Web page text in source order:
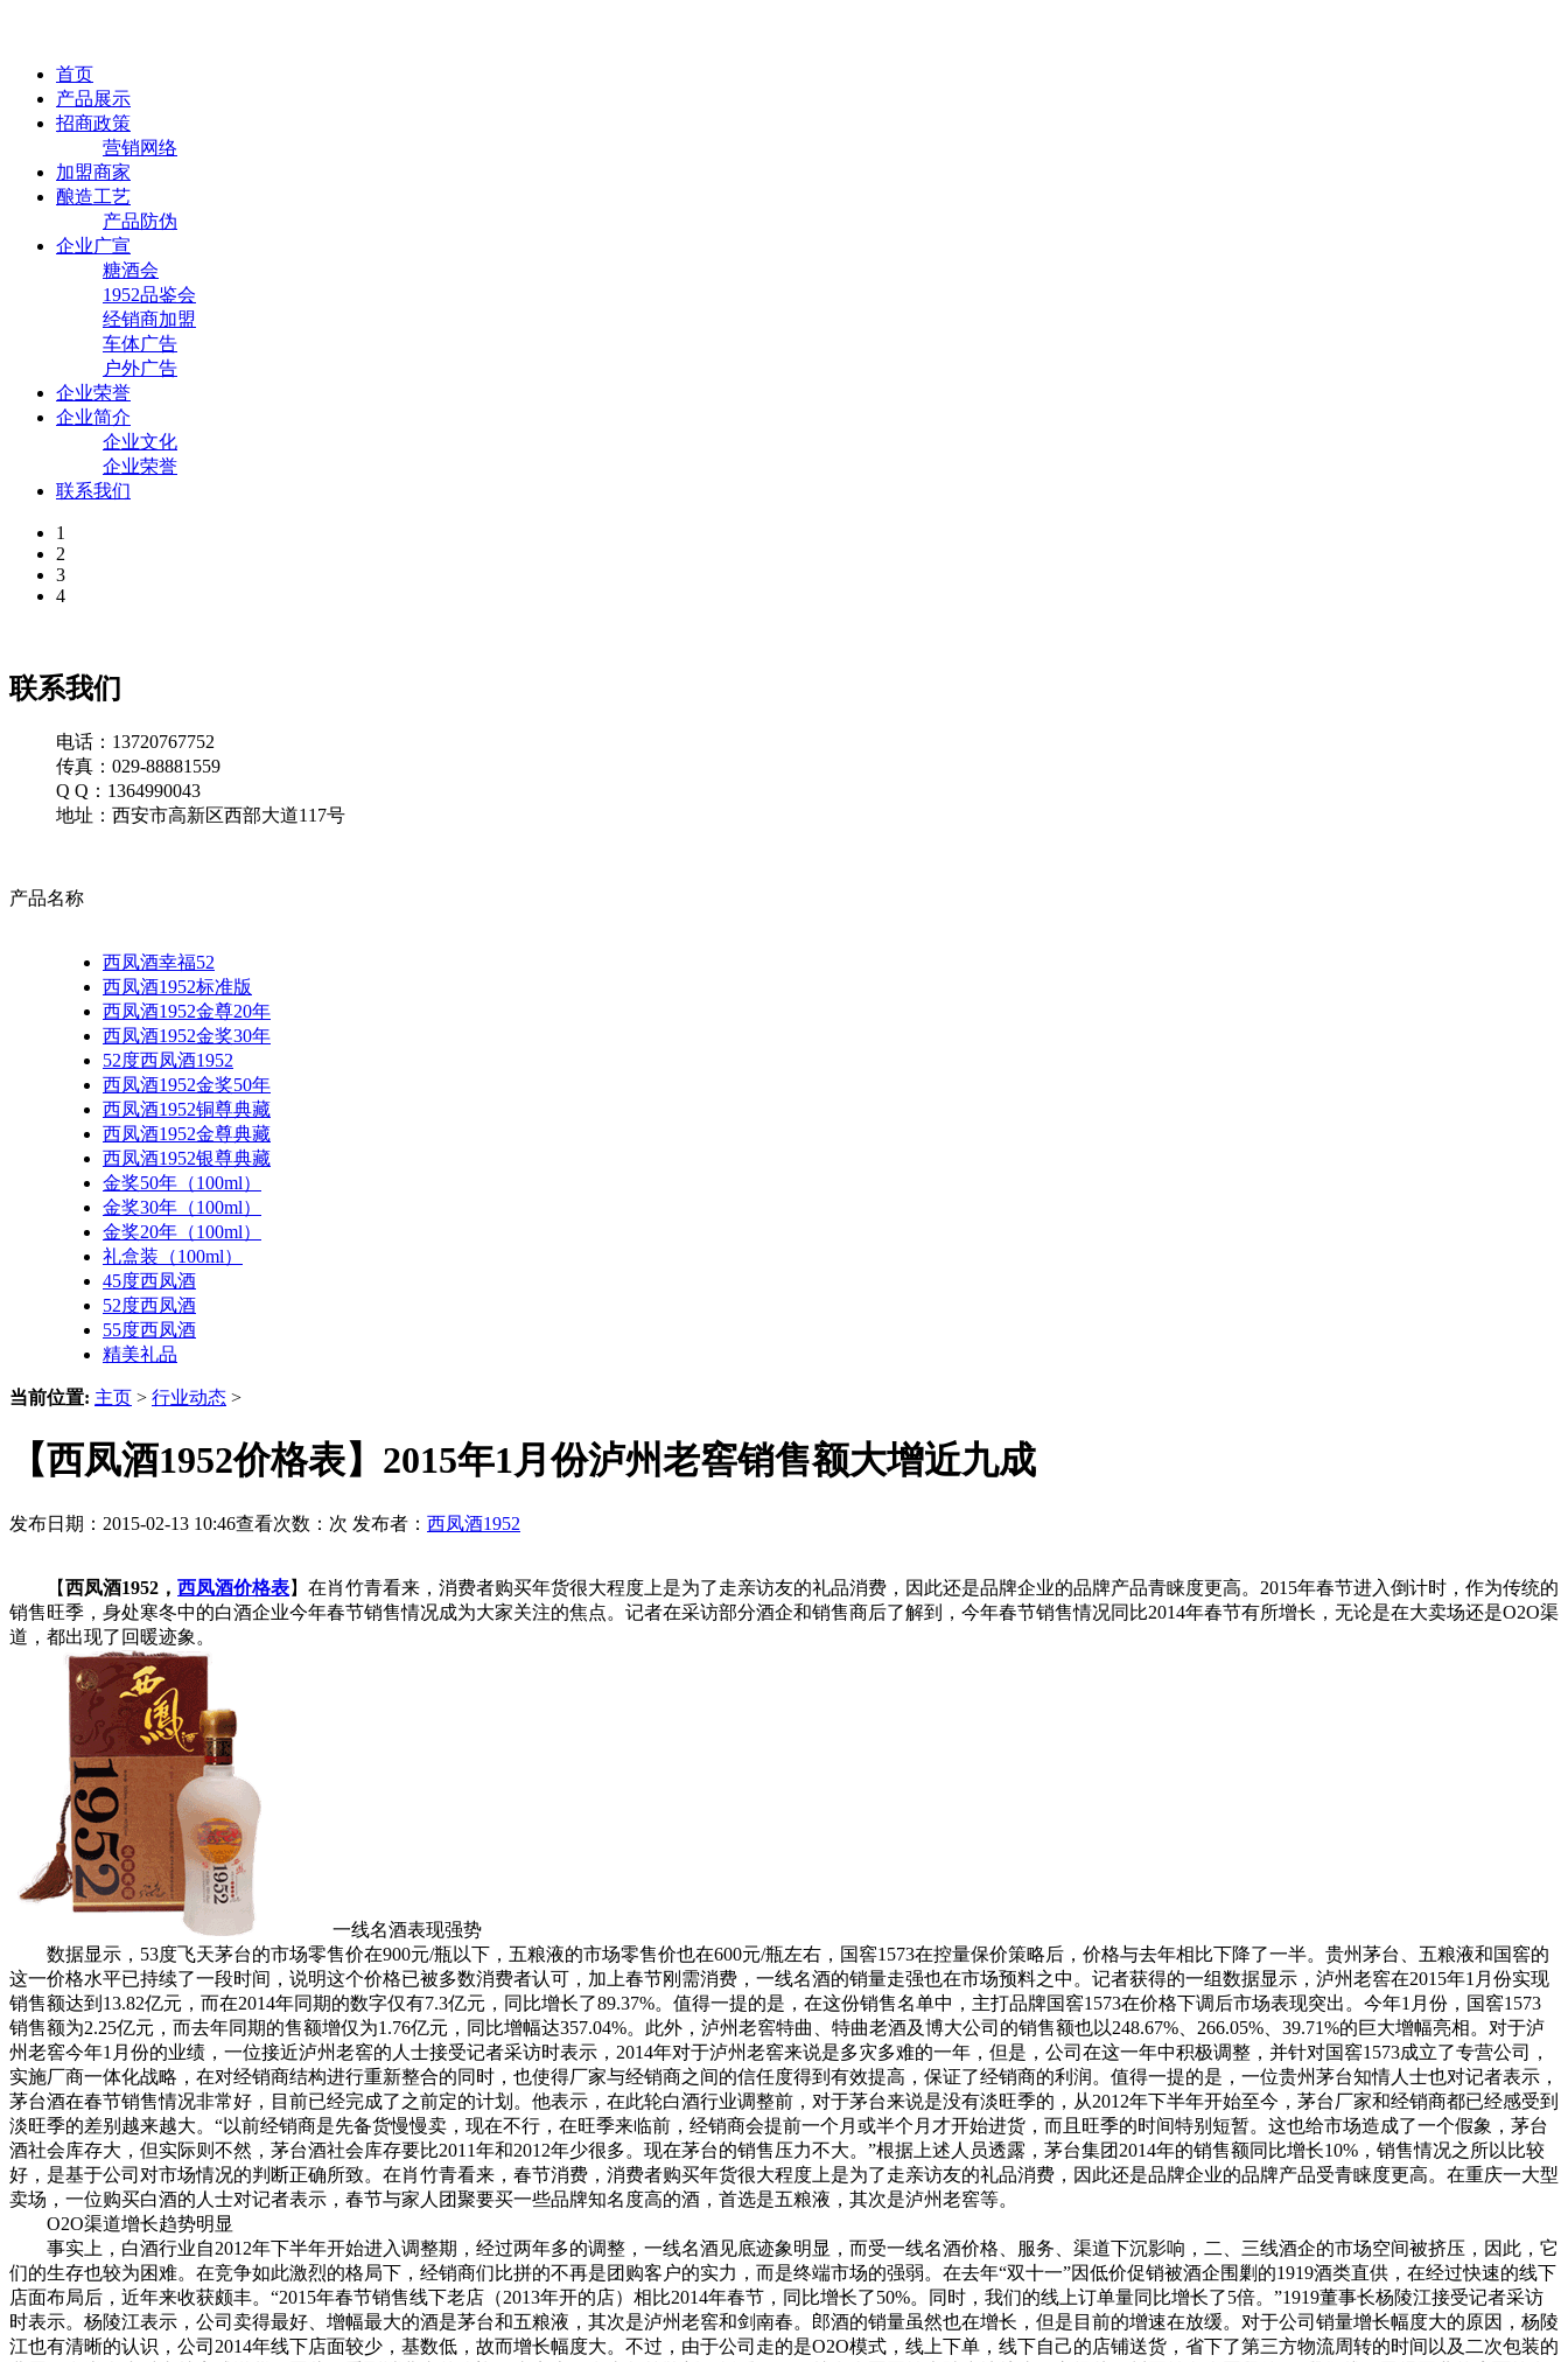
首页
产品展示
招商政策
营销网络
加盟商家
酿造工艺
产品防伪
企业广宣
糖酒会
1952品鉴会
经销商加盟
车体广告
户外广告
企业荣誉
企业简介
企业文化
企业荣誉
联系我们
1
2
3
4
联系我们
电话：13720767752
传真：029-88881559
Q Q：1364990043
地址：西安市高新区西部大道117号
产品名称
西凤酒幸福52
西凤酒1952标准版
西凤酒1952金尊20年
西凤酒1952金奖30年
52度西凤酒1952
西凤酒1952金奖50年
西凤酒1952铜尊典藏
西凤酒1952金尊典藏
西凤酒1952银尊典藏
金奖50年（100ml）
金奖30年（100ml）
金奖20年（100ml）
礼盒装（100ml）
45度西凤酒
52度西凤酒
55度西凤酒
精美礼品
当前位置: 主页 > 行业动态 >
【西凤酒1952价格表】2015年1月份泸州老窖销售额大增近九成
发布日期：2015-02-13 10:46查看次数： 次 发布者： 西凤酒1952
【西凤酒1952， 西凤酒价格表】在肖竹青看来，消费者购买年货很大程度上是为了走亲访友的礼品消费，因此还是品牌企业的品牌产品青睐度更高。2015年春节进入倒计时，作为传统的
销售旺季，身处寒冬中的白酒企业今年春节销售情况成为大家关注的焦点。记者在采访部分酒企和销售商后了解到，今年春节销售情况同比2014年春节有所增长，无论是在大卖场还是O2O渠
道，都出现了回暖迹象。
一线名酒表现强势
数据显示，53度飞天茅台的市场零售价在900元/瓶以下，五粮液的市场零售价也在600元/瓶左右，国窖1573在控量保价策略后，价格与去年相比下降了一半。贵州茅台、五粮液和国窖的
这一价格水平已持续了一段时间，说明这个价格已被多数消费者认可，加上春节刚需消费，一线名酒的销量走强也在市场预料之中。记者获得的一组数据显示，泸州老窖在2015年1月份实现
销售额达到13.82亿元，而在2014年同期的数字仅有7.3亿元，同比增长了89.37%。值得一提的是，在这份销售名单中，主打品牌国窖1573在价格下调后市场表现突出。今年1月份，国窖1573
销售额为2.25亿元，而去年同期的售额增仅为1.76亿元，同比增幅达357.04%。此外，泸州老窖特曲、特曲老酒及博大公司的销售额也以248.67%、266.05%、39.71%的巨大增幅亮相。对于泸
州老窖今年1月份的业绩，一位接近泸州老窖的人士接受记者采访时表示，2014年对于泸州老窖来说是多灾多难的一年，但是，公司在这一年中积极调整，并针对国窖1573成立了专营公司，
实施厂商一体化战略，在对经销商结构进行重新整合的同时，也使得厂家与经销商之间的信任度得到有效提高，保证了经销商的利润。值得一提的是，一位贵州茅台知情人士也对记者表示，
茅台酒在春节销售情况非常好，目前已经完成了之前定的计划。他表示，在此轮白酒行业调整前，对于茅台来说是没有淡旺季的，从2012年下半年开始至今，茅台厂家和经销商都已经感受到
淡旺季的差别越来越大。“以前经销商是先备货慢慢卖，现在不行，在旺季来临前，经销商会提前一个月或半个月才开始进货，而且旺季的时间特别短暂。这也给市场造成了一个假象，茅台
酒社会库存大，但实际则不然，茅台酒社会库存要比2011年和2012年少很多。现在茅台的销售压力不大。”根据上述人员透露，茅台集团2014年的销售额同比增长10%，销售情况之所以比较
好，是基于公司对市场情况的判断正确所致。在肖竹青看来，春节消费，消费者购买年货很大程度上是为了走亲访友的礼品消费，因此还是品牌企业的品牌产品受青睐度更高。在重庆一大型
卖场，一位购买白酒的人士对记者表示，春节与家人团聚要买一些品牌知名度高的酒，首选是五粮液，其次是泸州老窖等。
O2O渠道增长趋势明显
事实上，白酒行业自2012年下半年开始进入调整期，经过两年多的调整，一线名酒见底迹象明显，而受一线名酒价格、服务、渠道下沉影响，二、三线酒企的市场空间被挤压，因此，它
们的生存也较为困难。在竞争如此激烈的格局下，经销商们比拼的不再是团购客户的实力，而是终端市场的强弱。在去年“双十一”因低价促销被酒企围剿的1919酒类直供，在经过快速的线下
店面布局后，近年来收获颇丰。“2015年春节销售线下老店（2013年开的店）相比2014年春节，同比增长了50%。同时，我们的线上订单量同比增长了5倍。”1919董事长杨陵江接受记者采访
时表示。杨陵江表示，公司卖得最好、增幅最大的酒是茅台和五粮液，其次是泸州老窖和剑南春。郎酒的销量虽然也在增长，但是目前的增速在放缓。对于公司销量增长幅度大的原因，杨陵
江也有清晰的认识，公司2014年线下店面较少，基数低，故而增长幅度大。不过，由于公司走的是O2O模式，线上下单，线下自己的店铺送货，省下了第三方物流周转的时间以及二次包装的